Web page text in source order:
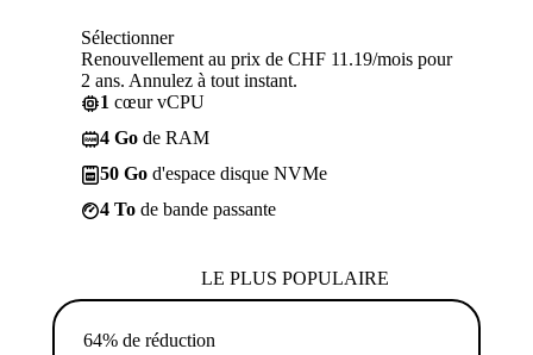
Sélectionner
Renouvellement au prix de CHF 11.19/mois pour
2 ans. Annulez à tout instant.
1 cœur vCPU
4 Go de RAM
50 Go d'espace disque NVMe
4 To de bande passante
LE PLUS POPULAIRE
64% de réduction